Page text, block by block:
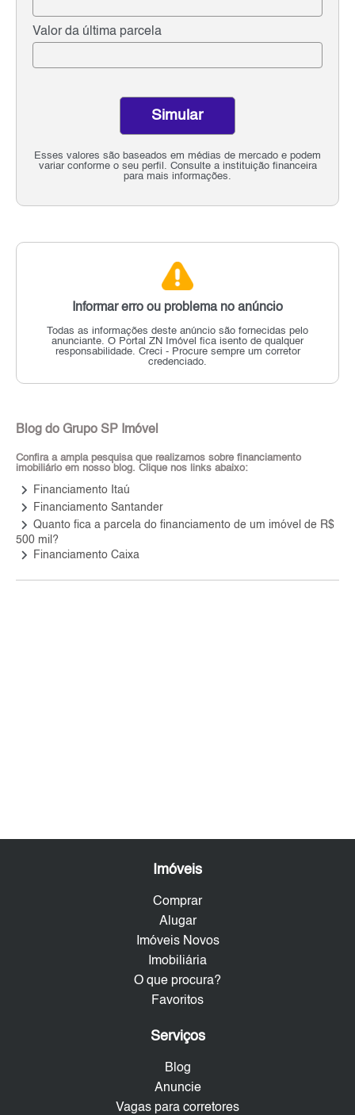
Valor da última parcela
Esses valores são baseados em médias de mercado e podem
variar conforme o seu perfil. Consulte a instituição financeira
para mais informações.
Simular
Informar erro ou problema no anúncio
Todas as informações deste anúncio são fornecidas pelo
anunciante. O Portal ZN Imóvel fica isento de qualquer
responsabilidade. Creci - Procure sempre um corretor
credenciado.
Blog do Grupo SP Imóvel
Confira a ampla pesquisa que realizamos sobre financiamento
imobiliário em nosso blog. Clique nos links abaixo:
keyboard_arrow_right Financiamento Itaú
keyboard_arrow_right Financiamento Santander
keyboard_arrow_right Quanto fica a parcela do financiamento de um imóvel de R$
500 mil?
keyboard_arrow_right Financiamento Caixa
Imóveis
Comprar
Alugar
Imóveis Novos
Imobiliária
O que procura?
Favoritos
Serviços
Blog
Anuncie
Vagas para corretores